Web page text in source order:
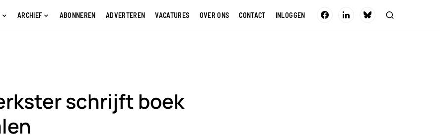
ARCHIEF ABONNEREN ADVERTEREN VACATURES OVER ONS CONTACT INLOGGEN
schrijft boek